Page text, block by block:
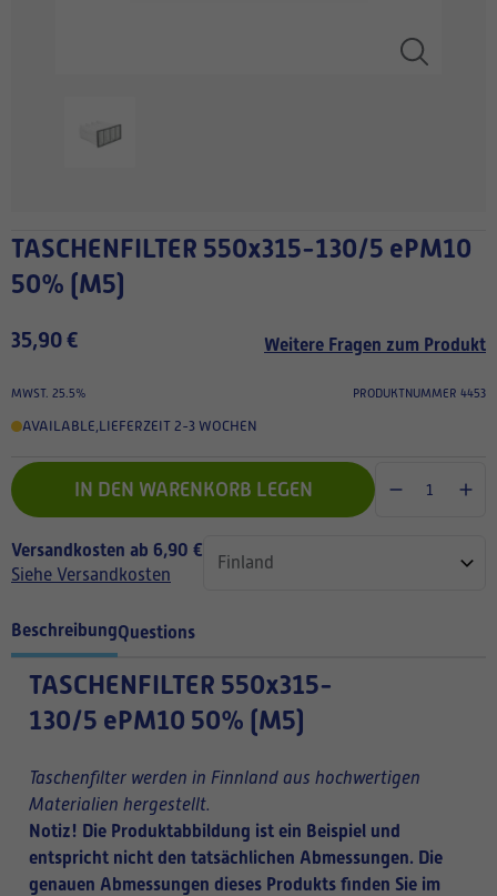
TASCHENFILTER 550x315-130/5 ePM10
50% (M5)
35,90 € Weitere Fragen zum Produkt
MWST. 25.5% PRODUKTNUMMER 4453
AVAILABLE,LIEFERZEIT 2-3 WOCHEN
IN DEN WARENKORB LEGEN
Versandkosten ab 6,90 €
Siehe Versandkosten
BeschreibungQuestions
TASCHENFILTER 550x315-
130/5 ePM10 50% (M5)
Taschenfilter werden in Finnland aus hochwertigen
Materialien hergestellt.
Notiz! Die Produktabbildung ist ein Beispiel und
entspricht nicht den tatsächlichen Abmessungen. Die
genauen Abmessungen dieses Produkts finden Sie im